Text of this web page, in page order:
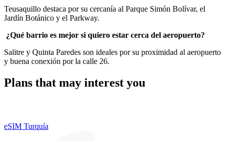
Teusaquillo destaca por su cercanía al Parque Simón Bolívar, el
Jardín Botánico y el Parkway.
¿Qué barrio es mejor si quiero estar cerca del aeropuerto?
Salitre y Quinta Paredes son ideales por su proximidad al aeropuerto
y buena conexión por la calle 26.
Plans that may interest you
eSIM Turquía